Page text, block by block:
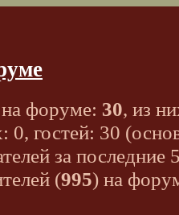
форуме: 30, из
0, гостей: 30
за последние
(995) на